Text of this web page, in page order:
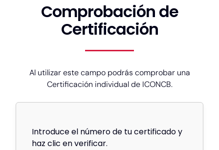
Comprobación de
Certificación
Al utilizar este campo podrás comprobar una
Certificación individual de ICONCB.
Introduce el número de tu certificado y
haz clic en verificar.